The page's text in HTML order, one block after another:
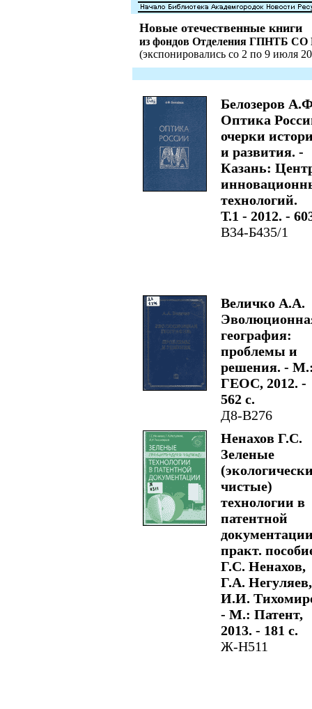
Новые отечественные книги
из фондов Отделения ГПНТБ
(экспонировались со 2 по 9 июля
Белозеров
Оптика
очерки
и развития. -
Казань:
технологий.
Т.1 - 2012. -
В34-Б435/1
Величко А.А.
география:
проблемы и
решения. -
ГЕОС, 2012. -
562 с.
Д8-В276
Ненахов Г.С.
Зеленые
чистые)
технологии в
патентной
практ.
Г.С. Ненахов,
Г.А. Негуляев,
И.И.
- М.: Патент,
2013. - 181 с.
Ж-Н511